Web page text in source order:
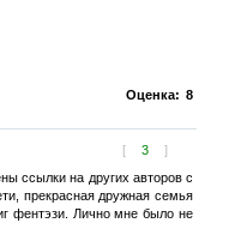
Оценка: 8
[ 3 ]
ссылки на других авторов с
прекрасная дружная семья
фентэзи. Лично мне было не